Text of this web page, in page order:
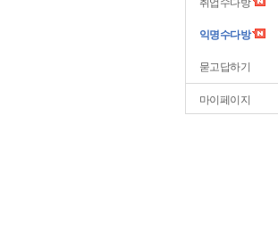
취업수다방
익명수다방
묻고답하기
마이페이지